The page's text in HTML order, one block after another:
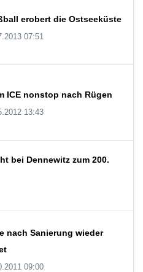
erobert die Ostseeküste
07:51
ICE nonstop nach Rügen
13:43
bei Dennewitz zum 200.
nach Sanierung wieder
09:00